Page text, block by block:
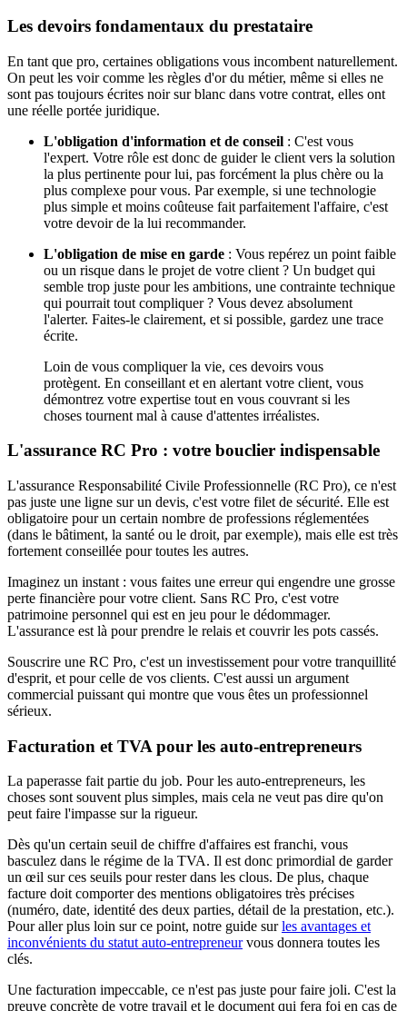
Les devoirs fondamentaux du prestataire
En tant que pro, certaines obligations vous incombent naturellement.
On peut les voir comme les règles d'or du métier, même si elles ne
sont pas toujours écrites noir sur blanc dans votre contrat, elles ont
une réelle portée juridique.
L'obligation d'information et de conseil : C'est vous
l'expert. Votre rôle est donc de guider le client vers la solution
la plus pertinente pour lui, pas forcément la plus chère ou la
plus complexe pour vous. Par exemple, si une technologie
plus simple et moins coûteuse fait parfaitement l'affaire, c'est
votre devoir de la lui recommander.
L'obligation de mise en garde : Vous repérez un point faible
ou un risque dans le projet de votre client ? Un budget qui
semble trop juste pour les ambitions, une contrainte technique
qui pourrait tout compliquer ? Vous devez absolument
l'alerter. Faites-le clairement, et si possible, gardez une trace
écrite.
Loin de vous compliquer la vie, ces devoirs vous
protègent. En conseillant et en alertant votre client, vous
démontrez votre expertise tout en vous couvrant si les
choses tournent mal à cause d'attentes irréalistes.
L'assurance RC Pro : votre bouclier indispensable
L'assurance Responsabilité Civile Professionnelle (RC Pro), ce n'est
pas juste une ligne sur un devis, c'est votre filet de sécurité. Elle est
obligatoire pour un certain nombre de professions réglementées
(dans le bâtiment, la santé ou le droit, par exemple), mais elle est très
fortement conseillée pour toutes les autres.
Imaginez un instant : vous faites une erreur qui engendre une grosse
perte financière pour votre client. Sans RC Pro, c'est votre
patrimoine personnel qui est en jeu pour le dédommager.
L'assurance est là pour prendre le relais et couvrir les pots cassés.
Souscrire une RC Pro, c'est un investissement pour votre tranquillité
d'esprit, et pour celle de vos clients. C'est aussi un argument
commercial puissant qui montre que vous êtes un professionnel
sérieux.
Facturation et TVA pour les auto-entrepreneurs
La paperasse fait partie du job. Pour les auto-entrepreneurs, les
choses sont souvent plus simples, mais cela ne veut pas dire qu'on
peut faire l'impasse sur la rigueur.
Dès qu'un certain seuil de chiffre d'affaires est franchi, vous
basculez dans le régime de la TVA. Il est donc primordial de garder
un œil sur ces seuils pour rester dans les clous. De plus, chaque
facture doit comporter des mentions obligatoires très précises
(numéro, date, identité des deux parties, détail de la prestation, etc.).
Pour aller plus loin sur ce point, notre guide surles avantages et
inconvénients du statut auto-entrepreneurvous donnera toutes les
clés.
Une facturation impeccable, ce n'est pas juste pour faire joli. C'est la
preuve concrète de votre travail et le document qui fera foi en cas de